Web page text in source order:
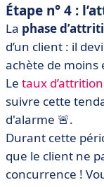
Étape n° 4 :
La phase
d’un client : il
achète de moins
Le taux d’attrition
suivre cette
d'alarme 🚨.
Durant cette
que le client ne
concurrence !